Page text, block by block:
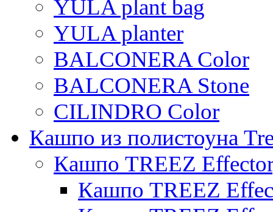
YULA plant bag
YULA planter
BALCONERA Color
BALCONERA Stone
CILINDRO Color
Кашпо из полистоуна
Кашпо TREEZ
Кашпо TREEZ